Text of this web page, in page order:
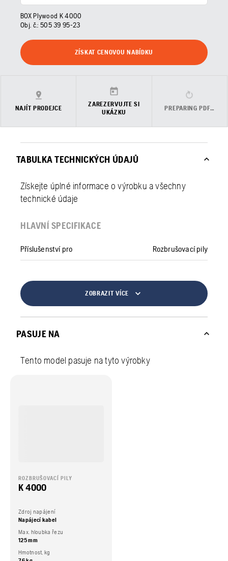
BOX Plywood K 4000
Obj. č.: 505 39 95‑23
ZÍSKAT CENOVOU NABÍDKU
NAJÍT PRODEJCE
ZAREZERVUJTE SI
UKÁZKU
PREPARING PDF…
TABULKA TECHNICKÝCH ÚDAJŮ
Získejte úplné informace o výrobku a všechny
technické údaje
HLAVNÍ SPECIFIKACE
Příslušenství pro Rozbrušovací pily
ZOBRAZIT VÍCE
PASUJE NA
Tento model pasuje na tyto výrobky
ROZBRUŠOVACÍ PILY
K 4000
Zdroj napájení
Napájecí kabel
Max. hloubka řezu
125 mm
Hmotnost, kg